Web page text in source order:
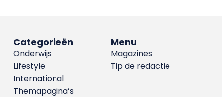
Menu
Magazines
Tip de redactie
Categorieën
Onderwijs
Lifestyle
International
Themapagina’s